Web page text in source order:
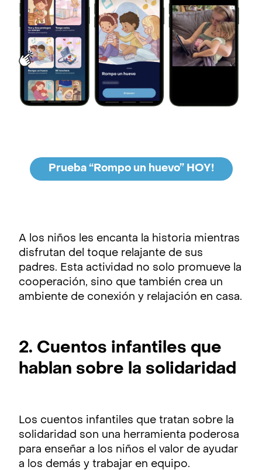
Prueba “Rompo un huevo” HOY!
A los niños les encanta la historia mientras
disfrutan del toque relajante de sus
padres. Esta actividad no solo promueve la
cooperación, sino que también crea un
ambiente de conexión y relajación en casa.
2. Cuentos infantiles que
hablan sobre la solidaridad
Los cuentos infantiles que tratan sobre la
solidaridad son una herramienta poderosa
para enseñar a los niños el valor de ayudar
a los demás y trabajar en equipo.